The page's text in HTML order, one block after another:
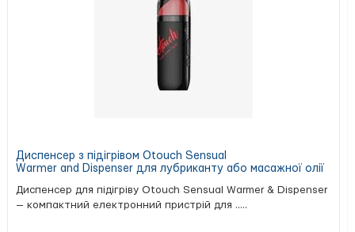
знімає свербіж та подразнення, властиві сухій
містить антиоксиданти, що захищають від ознак
Диспенсер з підігрівом Otouch Sensual
Warmer and Dispenser для лубриканту або масажної олії
Диспенсер для підігріву Otouch Sensual Warmer & Dispenser
— компактний електронний пристрій для .....